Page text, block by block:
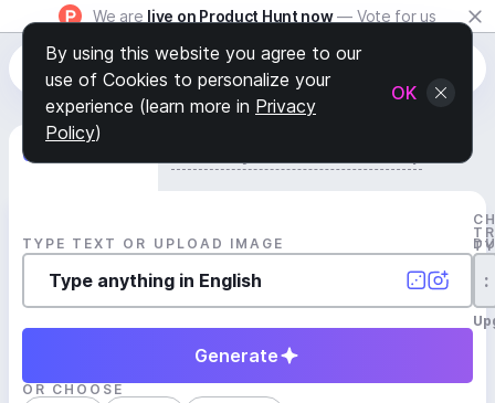
We are live on Product Hunt now — Vote for us
Generate Track
TYPE TEXT OR UPLOAD IMAGE
:
Generate
OR CHOOSE
By using this website you agree to our
use of Cookies to personalize your
experience (learn more in Privacy
Policy)
OK